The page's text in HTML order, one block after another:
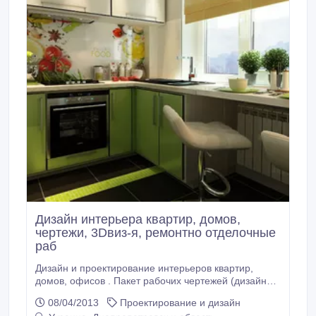
Дизайн интерьера квартир, домов,
чертежи, 3Dвиз-я, ремонтно отделочные
раб
Дизайн и проектирование интерьеров квартир,
домов, офисов . Пакет рабочих чертежей (дизайн
цветового решения, стиля интерьера, мебели,
08/04/2013
Проектирование и дизайн